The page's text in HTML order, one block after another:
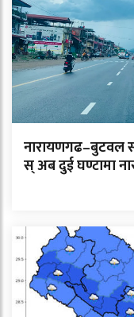
नारायणगढ–बुटवल
स् अब दुई घण्टामा